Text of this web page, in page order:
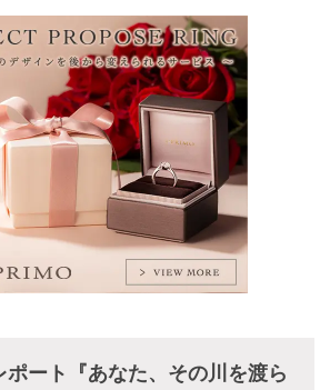
ポート『あなた、その川を渡ら